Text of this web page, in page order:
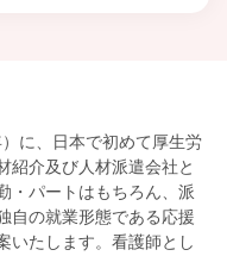
に、日本で初めて厚生労
紹介及び人材派遣会社と
・パートはもちろん、派
自の就業形態である応援
いたします。看護師とし